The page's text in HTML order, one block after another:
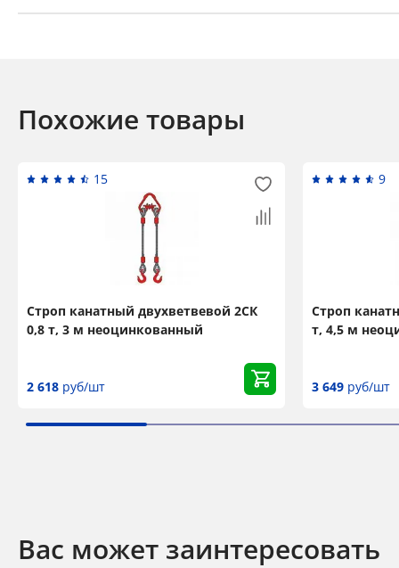
Похожие товары
15
Строп канатный двухветвевой 2СК
0,8 т, 3 м неоцинкованный
2 618 руб/шт
9
Строп
т, 4,5 м
3 649 руб/шт
Вас может заинтересовать